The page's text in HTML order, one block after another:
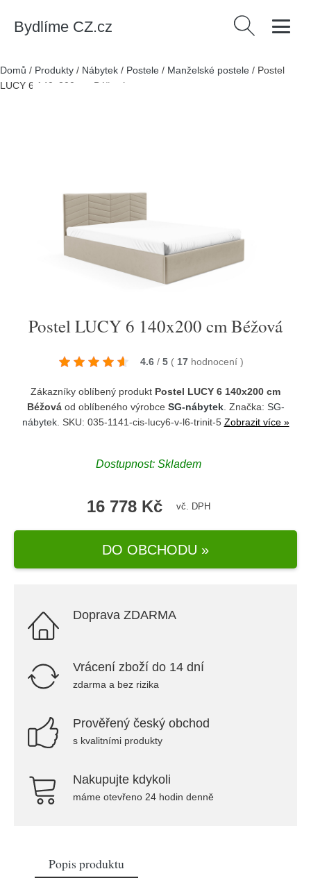
Bydlíme CZ.cz Vyhledávání
Domů / Produkty / Nábytek / Postele / Manželské postele / Postel
LUCY 6 140x200 cm Béžová
Postel LUCY 6 140x200 cm Béžová
4.6 / 5 ( 17 hodnocení )
Zákazníky oblíbený produkt Postel LUCY 6 140x200 cm
Béžováod oblíbeného výrobce SG-nábytek. Značka: SG-
nábytek. SKU: 035-1141-cis-lucy6-v-l6-trinit-5 Zobrazit více »
Dostupnost: Skladem
16 778 Kč vč. DPH
DO OBCHODU »
Doprava ZDARMA
Vrácení zboží do 14 dní
zdarma a bez rizika
Prověřený český obchod
s kvalitními produkty
Nakupujte kdykoli
máme otevřeno 24 hodin denně
Popis produktu